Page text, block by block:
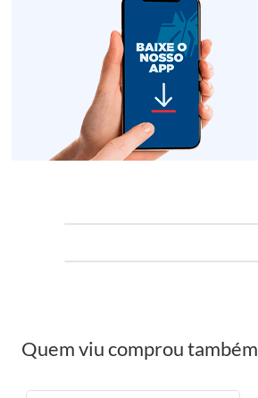
Quem viu comprou também